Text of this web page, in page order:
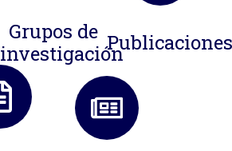
Grupos de
investigación